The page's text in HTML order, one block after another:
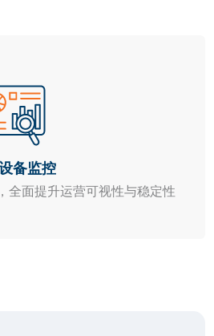
备监控
全面提升运营可视性与稳定性